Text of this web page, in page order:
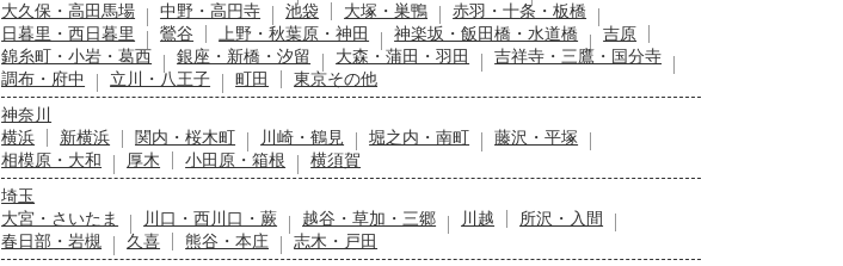
大久保・高田馬場
中野・高円寺 池袋 大塚・巣鴨
赤羽・十条・板橋
日暮里・西日暮里
鶯谷 上野・秋葉原・神田 神楽坂・飯田橋・水道橋
吉原
錦糸町・小岩・葛西
銀座・新橋・汐留 大森・蒲田・羽田
吉祥寺・三鷹・国分寺
調布・府中
立川・八王子 町田
東京その他
神奈川
横浜
新横浜 関内・桜木町 川崎・鶴見 堀之内・南町
藤沢・平塚
相模原・大和
厚木 小田原・箱根
横須賀
埼玉
大宮・さいたま
川口・西川口・蕨 越谷・草加・三郷 川越
所沢・入間
春日部・岩槻
久喜 熊谷・本庄
志木・戸田